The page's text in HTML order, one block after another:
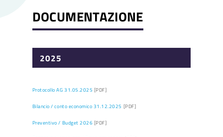
DOCUMENTAZIONE
2025
Protocollo AG 31.05.2025 [PDF]
Bilancio / conto economico 31.12.2025 [PDF]
Preventivo / Budget 2026 [PDF]